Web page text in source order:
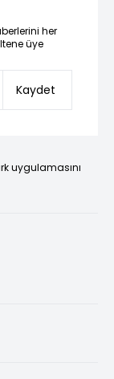
her
üye
Kaydet
uygulamasını